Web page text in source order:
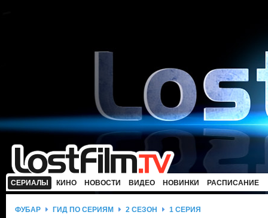
СЕРИАЛЫ КИНО НОВОСТИ ВИДЕО НОВИНКИ РАСПИСАНИЕ
ФУБАР ГИД ПО СЕРИЯМ 2 СЕЗОН 1 СЕРИЯ